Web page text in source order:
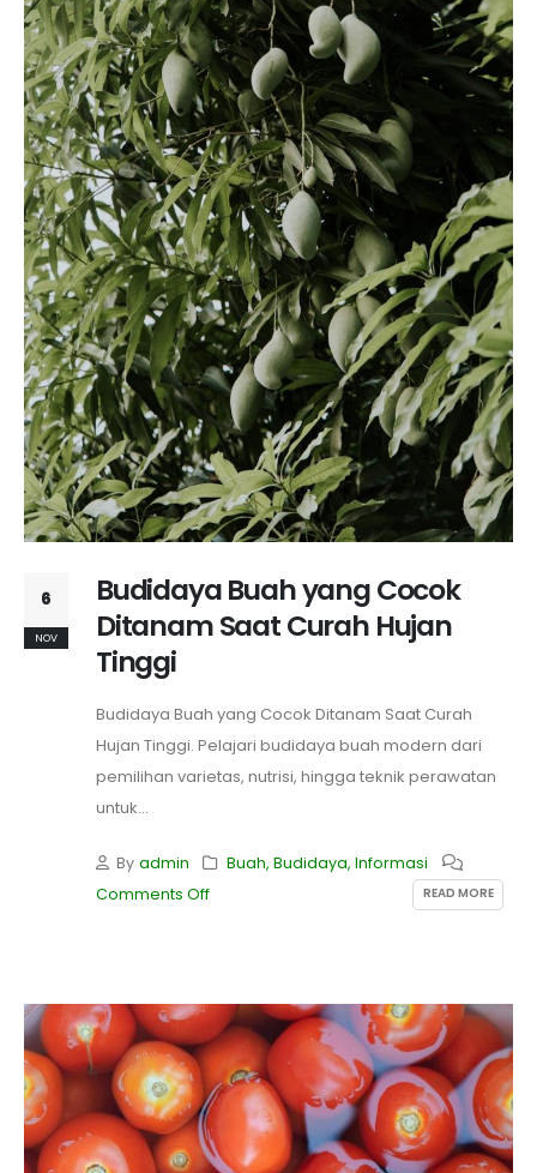
6
NOV
Budidaya Buah yang Cocok
Ditanam Saat Curah Hujan
Tinggi
Budidaya Buah yang Cocok Ditanam Saat Curah
Hujan Tinggi. Pelajari budidaya buah modern dari
pemilihan varietas, nutrisi, hingga teknik perawatan
untuk...
By admin Buah, Budidaya, Informasi
Comments Off
READ MORE